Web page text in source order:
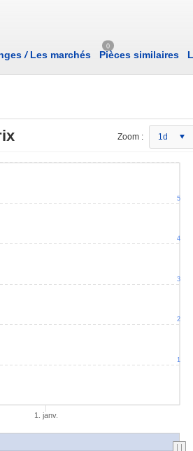
/Les marchés
0
Pièces similaires
Zoom : 1d
1. janv.
1
2
3
4
5